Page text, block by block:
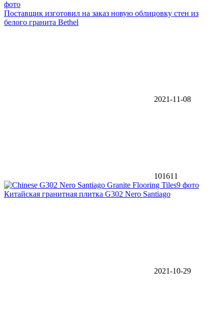
фото
Поставщик изготовил на заказ новую облицовку стен из
белого гранита Bethel
2021-11-08
101611
9 фото
Китайская гранитная плитка G302 Nero Santiago
2021-10-29